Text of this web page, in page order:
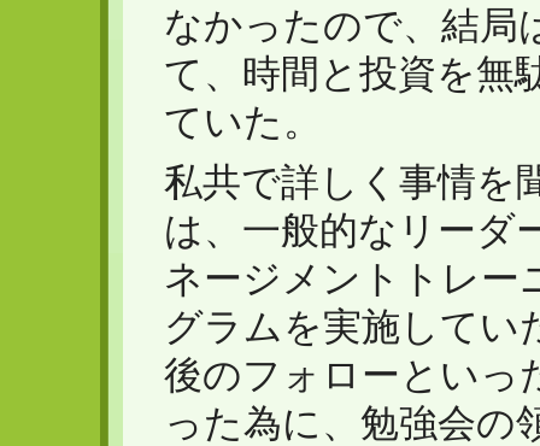
なかったので、結局
て、時間と投資を無
ていた。
私共で詳しく事情を
は、一般的なリーダ
ネージメントトレー
グラムを実施してい
後のフォローといっ
った為に、勉強会の